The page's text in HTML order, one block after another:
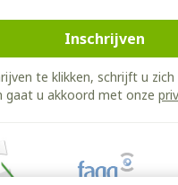
Inschrijven
te klikken, schrijft u
gaat u akkoord met onze